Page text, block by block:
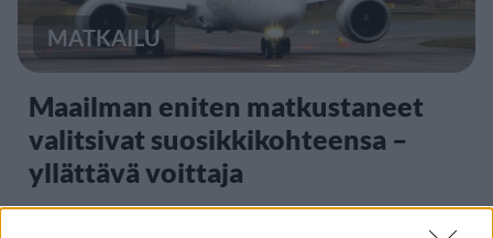
MATKAILU
Maailman eniten matkustaneet
valitsivat suosikkikohteensa –
yllättävä voittaja